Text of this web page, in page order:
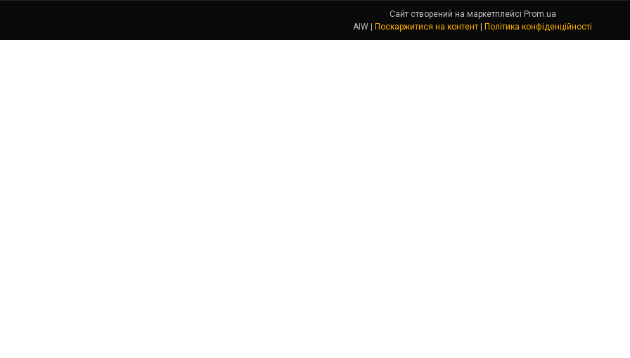
Сайт створений на маркетплейсі Prom.ua
AIW | Поскаржитися на контент | Політика конфіденційності